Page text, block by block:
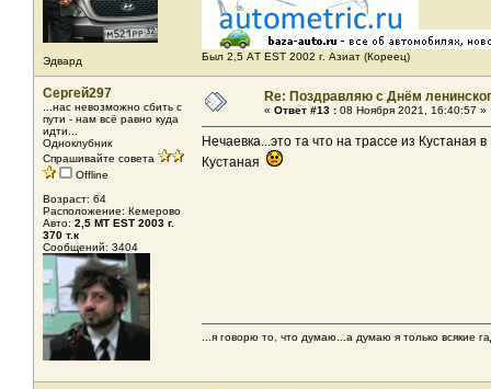
Эдвард Был 2,5 AТ EST 2002 г. Азиат (Кореец)
Сергей297
...нас невозможно сбить с
пути - нам всё равно куда
идти...
Одноклубник
Спрашивайте совета
Offline
Возраст: 64
Расположение: Кемерово
Авто: 2,5 МТ EST 2003 г.
370 т.к
Сообщений: 3404
Re: Поздравляю с Днём
« Ответ #13 : 08 Ноября 2021, 16:40:57 »
Нечаевка...это та что на трассе из
Кустаная
...я говорю то, что думаю...а думаю я только всякие